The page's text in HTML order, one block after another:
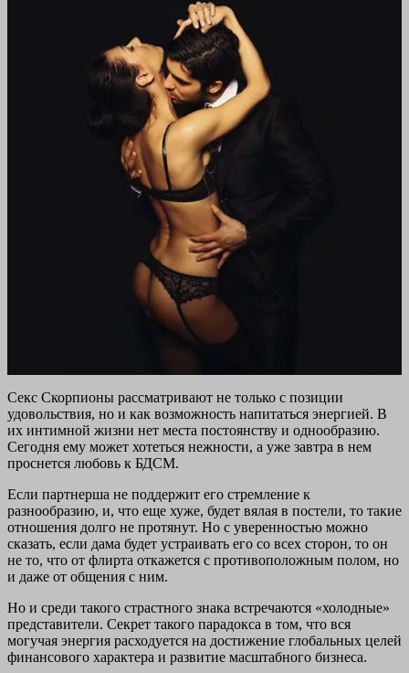
Секс Скорпионы рассматривают не только с позиции
удовольствия, но и как возможность напитаться энергией. В
их интимной жизни нет места постоянству и однообразию.
Сегодня ему может хотеться нежности, а уже завтра в нем
проснется любовь к БДСМ.
Если партнерша не поддержит его стремление к
разнообразию, и, что еще хуже, будет вялая в постели, то такие
отношения долго не протянут. Но с уверенностью можно
сказать, если дама будет устраивать его со всех сторон, то он
не то, что от флирта откажется с противоположным полом, но
и даже от общения с ним.
Но и среди такого страстного знака встречаются «холодные»
представители. Секрет такого парадокса в том, что вся
могучая энергия расходуется на достижение глобальных целей
финансового характера и развитие масштабного бизнеса.